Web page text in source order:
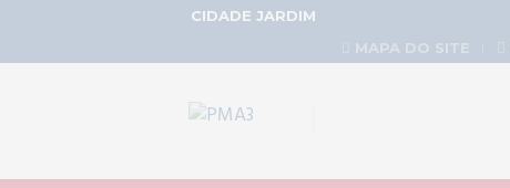
CIDADE JARDIM
MAPA DO SITE